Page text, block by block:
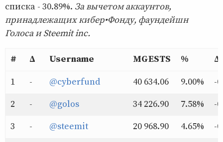
списка - 30.89%. За вычетом аккаунтов,
принадлежащих кибер•Фонду, фаундейшн
Голоса и Steemit inc.
# Δ Username MGESTS %
Δ
1
- @cyberfund 40 634.06 9.00%
-
2
- @golos 34 226.90 7.58%
-
3
- @steemit 20 968.90 4.65%
-